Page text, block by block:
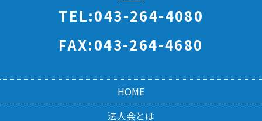
TEL:043-264-4080
FAX:043-264-4680
HOME
法人会とは